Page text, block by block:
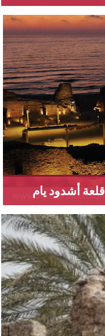
قلعة أشدود يام